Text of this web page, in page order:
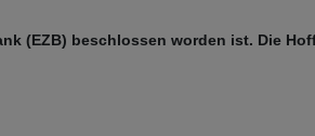
(EZB) beschlossen worden ist. Die